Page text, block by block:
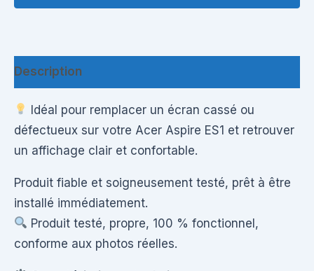
Description
Idéal pour remplacer un écran cassé ou
défectueux sur votre Acer Aspire ES1 et retrouver
un affichage clair et confortable.
Produit fiable et soigneusement testé, prêt à être
installé immédiatement.
Produit testé, propre, 100 % fonctionnel,
conforme aux photos réelles.